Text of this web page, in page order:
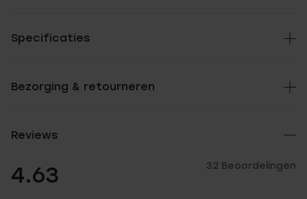
Specificaties
Bezorging & retourneren
Reviews
4.63 32 Beoordelingen